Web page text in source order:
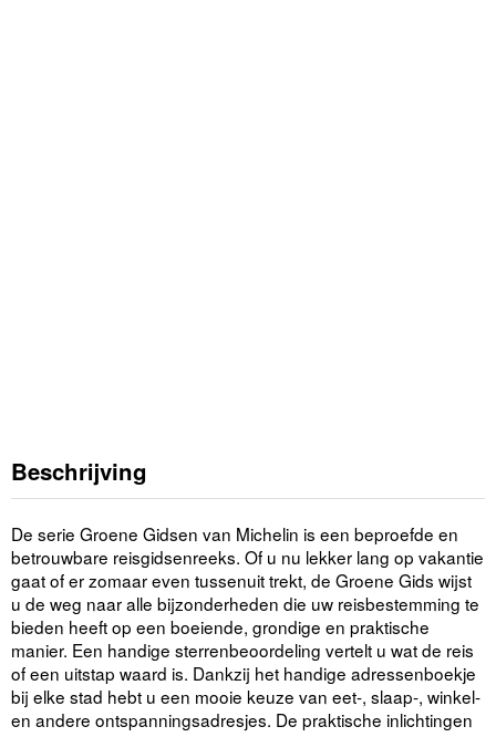
Beschrijving
De serie Groene Gidsen van Michelin is een beproefde en
betrouwbare reisgidsenreeks. Of u nu lekker lang op vakantie
gaat of er zomaar even tussenuit trekt, de Groene Gids wijst
u de weg naar alle bijzonderheden die uw reisbestemming te
bieden heeft op een boeiende, grondige en praktische
manier. Een handige sterrenbeoordeling vertelt u wat de reis
of een uitstap waard is. Dankzij het handige adressenboekje
bij elke stad hebt u een mooie keuze van eet-, slaap-, winkel-
en andere ontspanningsadresjes. De praktische inlichtingen